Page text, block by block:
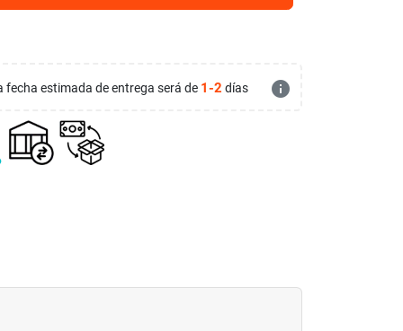
fecha estimada de entrega será de 1-2 días info